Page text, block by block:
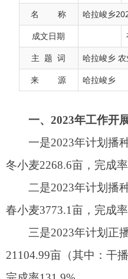
名 称
哈拉峻乡
成文日期
主 题 词
哈拉峻乡
来 源
哈拉峻乡
一、2023年工作开展情况
一是2023年计划播种冬
冬小麦2268.6亩，完成率
二是2023年计划播种春
三是2023年计划正播玉
21104.99亩（其中：干播湿
完成率131.9%。
二、2024年工作计划
按时播种；
二是组织做好农户按时
料制作工作。